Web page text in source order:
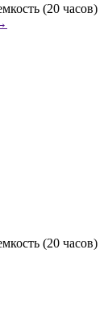
(20 часов)
(20 часов)